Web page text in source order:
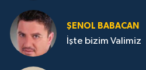
ŞENOL BABACAN
İşte bizim Valimiz